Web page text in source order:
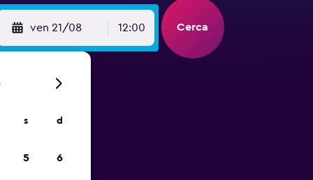
ven 21/08 12:00 Cerca
s d
5 6